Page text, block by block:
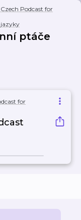
Podcast for
ptáče
for